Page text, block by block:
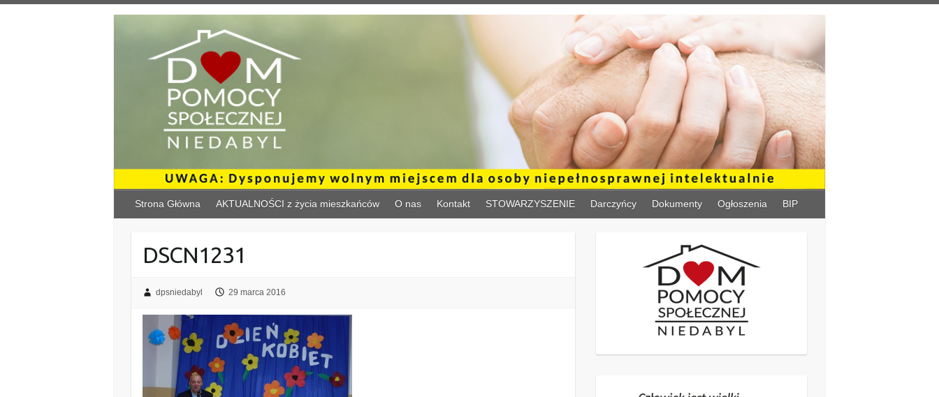
Strona Główna AKTUALNOŚCI z życia mieszkańców O nas Kontakt STOWARZYSZENIE Darczyńcy Dokumenty Ogłoszenia BIP
DSCN1231
dpsniedabyl 29 marca 2016